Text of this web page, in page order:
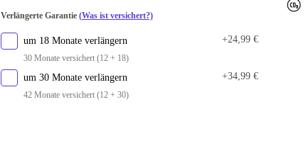
PT (portugiesisch)
Verlängerte Garantie (Was ist versichert?)
um 18 Monate verlängern
30 Monate versichert (12 + 18)
+24,99 €
um 30 Monate verlängern
42 Monate versichert (12 + 30)
+34,99 €